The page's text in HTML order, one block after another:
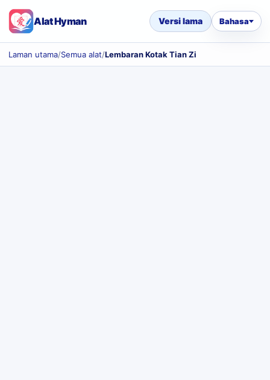
Alat Hyman Versi lama Bahasa
Laman utama/Semua alat/Lembaran Kotak Tian Zi